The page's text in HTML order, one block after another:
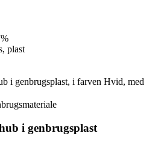
plast
i genbrugsplast